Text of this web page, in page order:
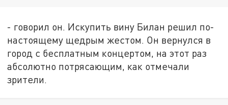
- говорил он. Искупить вину Билан решил по-
настоящему щедрым жестом. Он вернулся в
город с бесплатным концертом, на этот раз
абсолютно потрясающим, как отмечали
зрители.